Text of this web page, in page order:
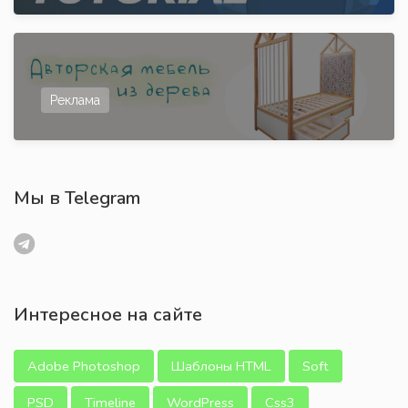
Реклама
Мы в Telegram
Интересное на сайте
Adobe Photoshop Шаблоны HTML
Soft
PSD
Timeline WordPress
Css3